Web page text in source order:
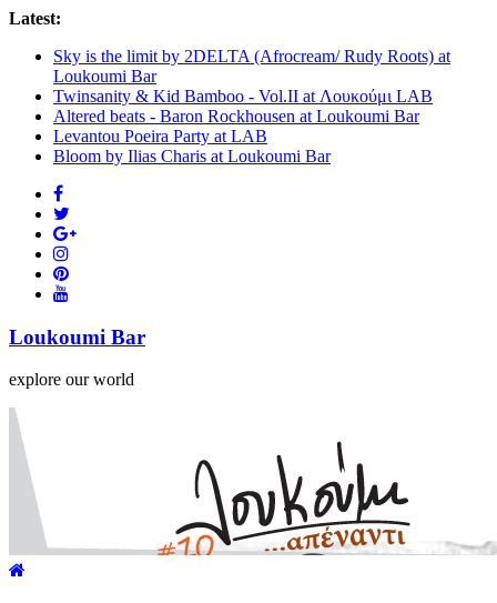
Latest:
Sky is the limit by 2DELTA (Afrocream/ Rudy Roots) at
Loukoumi Bar
Twinsanity & Kid Bamboo - Vol.II at Λουκούμι LAB
Altered beats - Baron Rockhousen at Loukoumi Bar
Levantou Poeira Party at LAB
Bloom by Ilias Charis at Loukoumi Bar
Loukoumi Bar
explore our world